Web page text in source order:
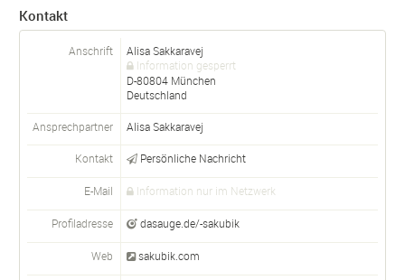
Kontakt
Anschrift
Alisa Sakkaravej
Information gesperrt
D-80804 München
Deutschland
Ansprechpartner AlisaSakkaravej
Kontakt Persönliche Nachricht
E-Mail Information nur im Netzwerk
Profiladresse dasauge.de/-sakubik
Web sakubik.com